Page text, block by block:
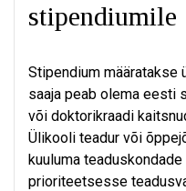
stipendiumile
Stipendium määratakse
saaja peab olema eesti
või doktorikraadi
Ülikooli teadur või
kuuluma
prioriteetsesse